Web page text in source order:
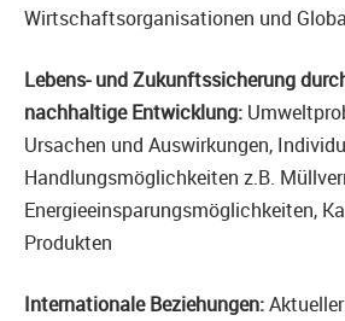
Wirtschaftsorganisationen und
Lebens- und Zukunftssicherung
nachhaltige Entwicklung:
Ursachen und Auswirkungen,
Handlungsmöglichkeiten z.B.
Energieeinsparungsmöglichkeiten,
Produkten
Internationale Beziehungen: